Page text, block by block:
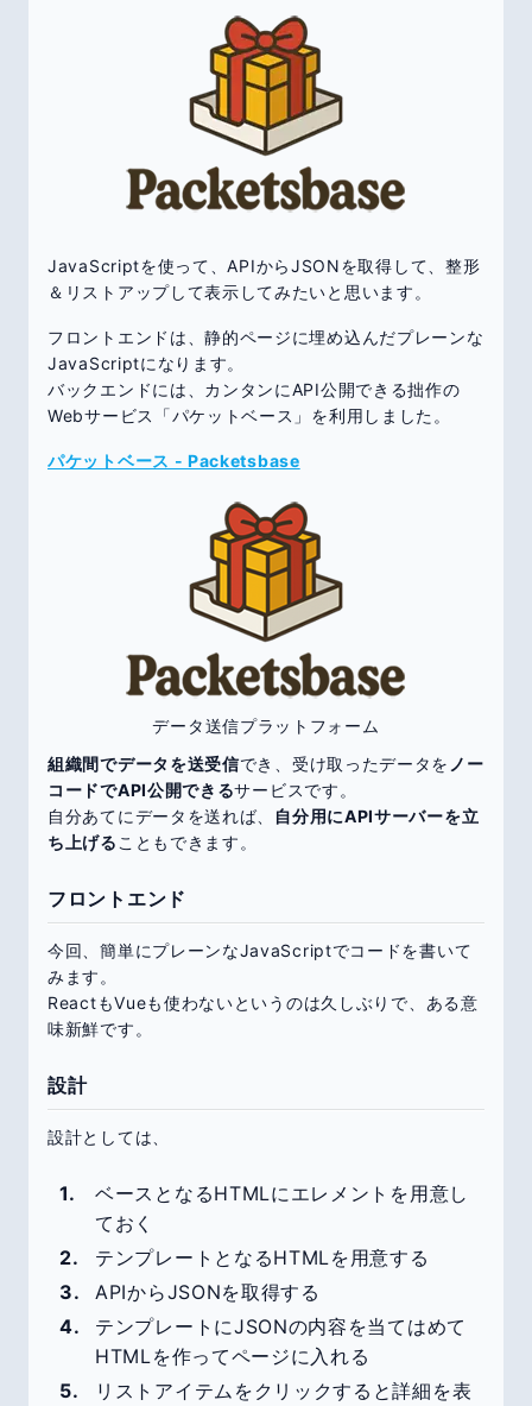
JavaScriptを使って、APIからJSONを取得して、整形
＆リストアップして表示してみたいと思います。
フロントエンドは、静的ページに埋め込んだプレーンな
JavaScriptになります。
バックエンドには、カンタンにAPI公開できる拙作の
Webサービス「パケットベース」を利用しました。
パケットベース - Packetsbase
データ送信プラットフォーム
組織間でデータを送受信でき、受け取ったデータを ノー
コードでAPI公開できるサービスです。
自分あてにデータを送れば、
自分用にAPIサーバーを立
ち上げる こともできます。
フロントエンド
今回、簡単にプレーンなJavaScriptでコードを書いて
みます。
ReactもVueも使わないというのは久しぶりで、ある意
味新鮮です。
設計
設計としては、
ベースとなるHTMLにエレメントを用意し
ておく
テンプレートとなるHTMLを用意する
APIからJSONを取得する
テンプレートにJSONの内容を当てはめて
HTMLを作ってページに入れる
リストアイテムをクリックすると詳細を表